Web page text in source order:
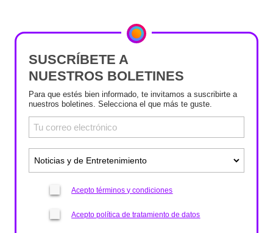
SUSCRÍBETE A
NUESTROS BOLETINES
Para que estés bien informado, te invitamos a suscribirte a
nuestros boletines. Selecciona el que más te guste.
Acepto términos y condiciones
Acepto política de tratamiento de datos